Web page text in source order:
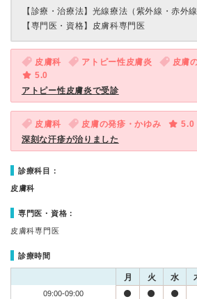
【診療・治療法】 光線療法（紫外線・赤外
【専門医・資格】 皮膚科専門医
皮膚科 アトピー性皮膚炎
皮膚
5.0
アトピー性皮膚炎で受診
皮膚科 皮膚の発疹・かゆみ
5.0
深刻な汗疹が治りました
診療科目：
皮膚科
専門医・資格：
皮膚科専門医
診療時間
月 火 水
09:00-09:00